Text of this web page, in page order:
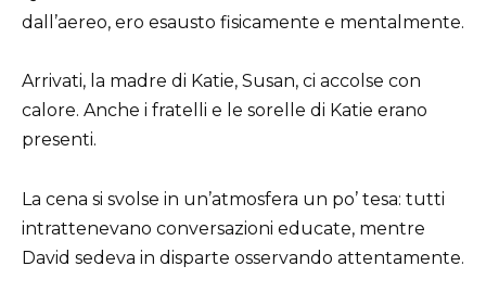
dall’aereo, ero esausto fisicamente e mentalmente.
Arrivati, la madre di Katie, Susan, ci accolse con
calore. Anche i fratelli e le sorelle di Katie erano
presenti.
La cena si svolse in un’atmosfera un po’ tesa: tutti
intrattenevano conversazioni educate, mentre
David sedeva in disparte osservando attentamente.